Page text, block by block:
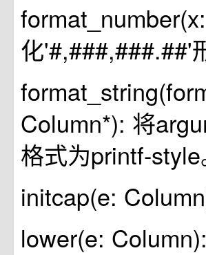
化'#,###,###.##'
Column*): 将
格式为printf-style
initcap(e:
lower(e: